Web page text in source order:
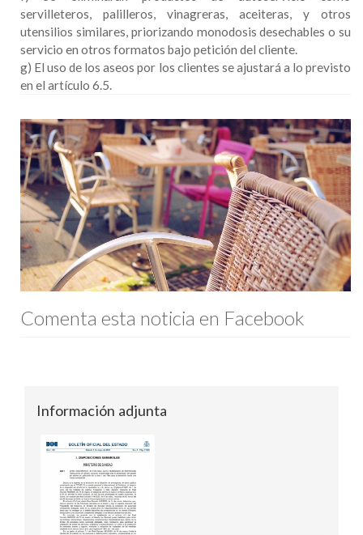
servilleteros, palilleros, vinagreras, aceiteras, y otros
utensilios similares, priorizando monodosis desechables o su
servicio en otros formatos bajo petición del cliente.
g) El uso de los aseos por los clientes se ajustará a lo previsto
en el artículo 6.5.
Comenta esta noticia en Facebook
Información adjunta